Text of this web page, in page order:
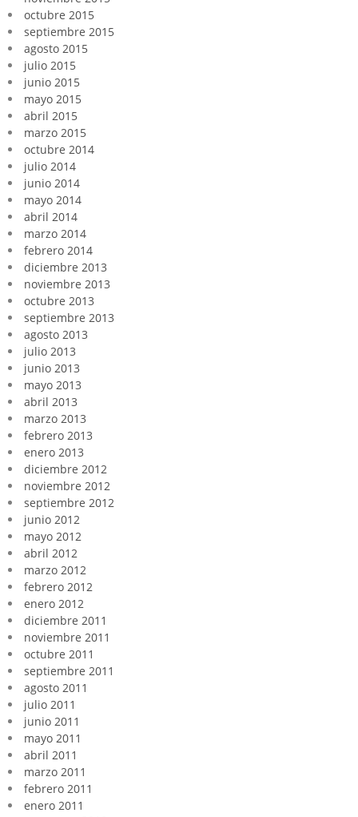
octubre 2015
septiembre 2015
agosto 2015
julio 2015
junio 2015
mayo 2015
abril 2015
marzo 2015
octubre 2014
julio 2014
junio 2014
mayo 2014
abril 2014
marzo 2014
febrero 2014
diciembre 2013
noviembre 2013
octubre 2013
septiembre 2013
agosto 2013
julio 2013
junio 2013
mayo 2013
abril 2013
marzo 2013
febrero 2013
enero 2013
diciembre 2012
noviembre 2012
septiembre 2012
junio 2012
mayo 2012
abril 2012
marzo 2012
febrero 2012
enero 2012
diciembre 2011
noviembre 2011
octubre 2011
septiembre 2011
agosto 2011
julio 2011
junio 2011
mayo 2011
abril 2011
marzo 2011
febrero 2011
enero 2011